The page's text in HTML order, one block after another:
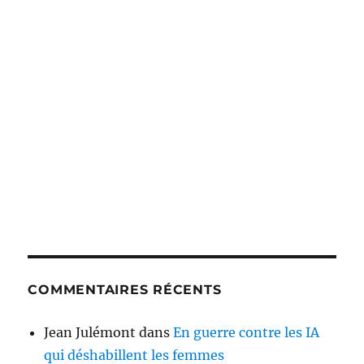
COMMENTAIRES RÉCENTS
Jean Julémont dansEn guerre contre les IA
qui déshabillent les femmes